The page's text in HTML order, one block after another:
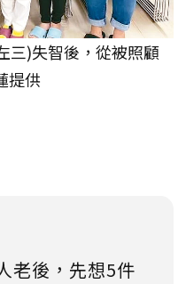
三)失智後，從被照顧
提供
老後，先想5件